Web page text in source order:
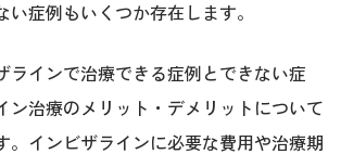
い症例もいくつか存在します。
ラインで治療できる症例とできない症
ン治療のメリット・デメリットについて
。インビザラインに必要な費用や治療期